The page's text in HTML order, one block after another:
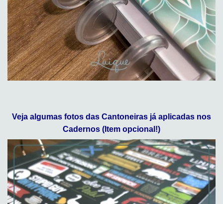
Veja algumas fotos das Cantoneiras já aplicadas nos
Cadernos (Item opcional!)